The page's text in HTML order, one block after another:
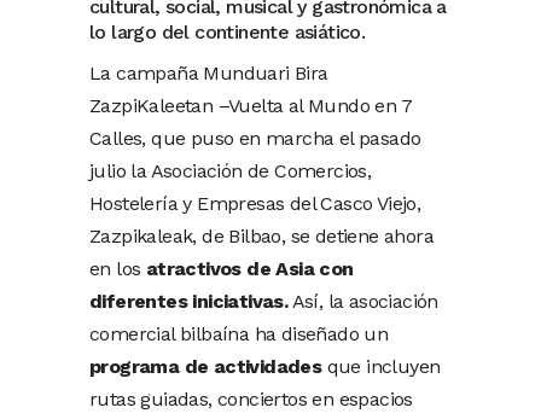
cultural, social, musical y gastronómica a
lo largo del continente asiático.
La campaña Munduari Bira
ZazpiKaleetan –Vuelta al Mundo en 7
Calles, que puso en marcha el pasado
julio la Asociación de Comercios,
Hostelería y Empresas del Casco Viejo,
Zazpikaleak, de Bilbao, se detiene ahora
en los atractivos de Asia con
diferentes iniciativas.Así, la asociación
comercial bilbaína ha diseñado un
programa de actividadesque incluyen
rutas guiadas, conciertos en espacios